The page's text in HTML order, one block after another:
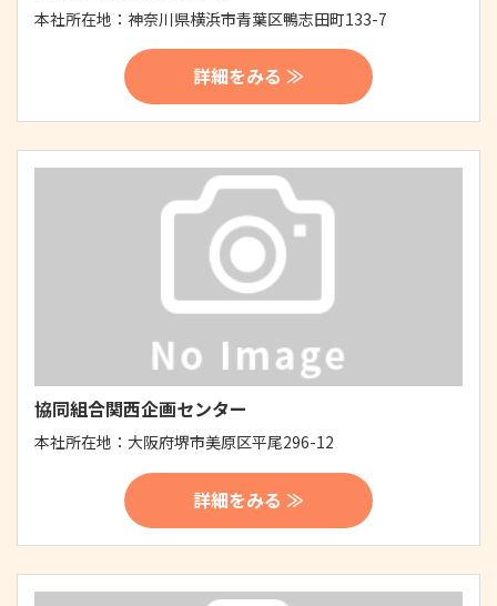
本社所在地： 神奈川県横浜市青葉区鴨志田町133-7
詳細をみる ≫
協同組合関西企画センター
本社所在地： 大阪府堺市美原区平尾296-12
詳細をみる ≫